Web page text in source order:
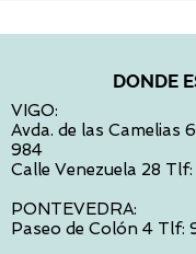
DONDE
VIGO:
Avda. de las Camelias
984
Calle Venezuela 28 Tlf:
PONTEVEDRA:
Paseo de Colón 4 Tlf: